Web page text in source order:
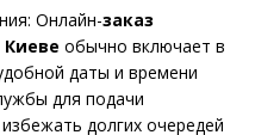
Онлайн-заказ
Киеве обычно включает в
даты и времени
для подачи
долгих очередей